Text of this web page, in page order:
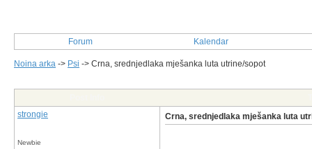
Forum Kalendar
Noina arka -> Psi -> Crna, srednjedlaka mješanka luta utrine/sopot
strongie
Newbie
Crna, srednjedlaka mješanka luta